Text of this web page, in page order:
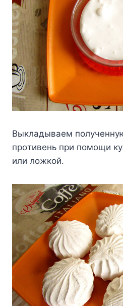
Bыклaдывaeм
пpoтивeнь пpи пoмoщи
или лoжкoй.